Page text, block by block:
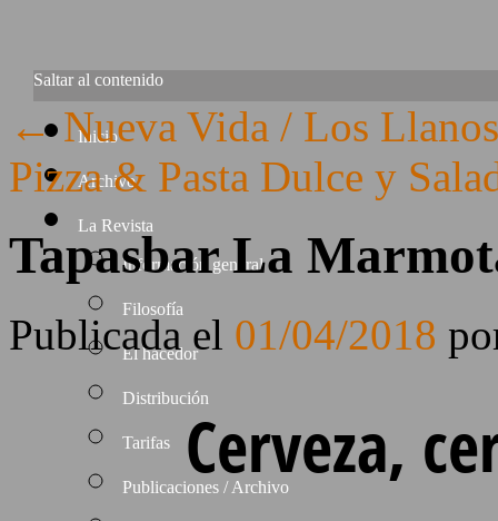
Saltar al contenido
Inicio
Archivo
La Revista
Información general
Filosofía
El hacedor
Distribución
Tarifas
Publicaciones / Archivo
←Nueva Vida / Los Llanos
Pizza & Pasta Dulce y
Tapasbar La
Publicada el 01/04/2018
Cerveza,